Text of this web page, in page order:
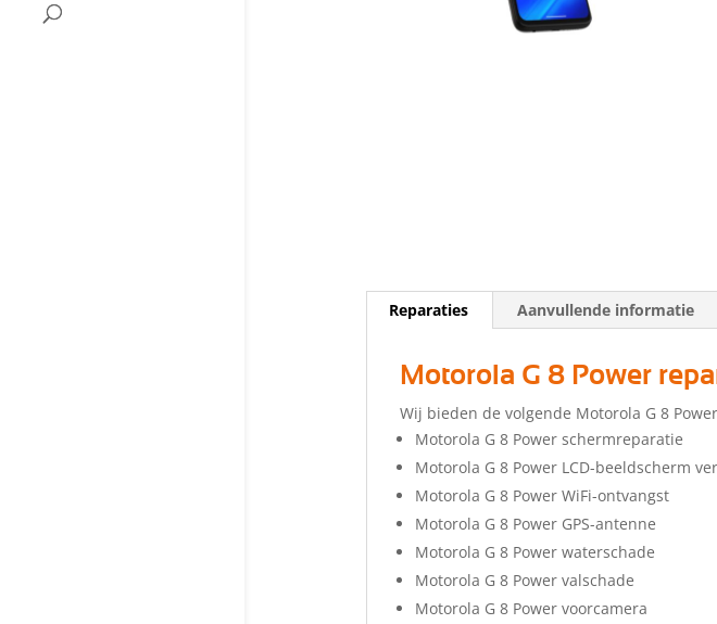
Reparaties Aanvullende informatie
Motorola G 8 Power
Wij bieden de volgende Motorola G 8
Motorola G 8 Power schermreparatie
Motorola G 8 Power LCD-beeldscherm
Motorola G 8 Power WiFi-ontvangst
Motorola G 8 Power GPS-antenne
Motorola G 8 Power waterschade
Motorola G 8 Power valschade
Motorola G 8 Power voorcamera